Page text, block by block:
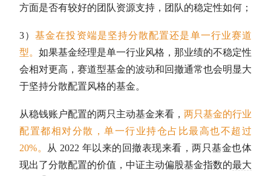
方面是否有较好的团队资源支持，团队的稳定性如何；
3）基金在投资端是坚持分散配置还是单一行业赛道
型。 如果基金经理是单一行业风格，那业绩的不稳定性
会相对更高，赛道型基金的波动和回撤通常也会明显大
于坚持分散配置风格的基金。
从稳钱账户配置的两只主动基金来看， 两只基金的行业
配置都相对分散，单一行业持仓占比最高也不超过
20%。 从 2022 年以来的回撤表现来看，两只基金也体
现出了分散配置的价值，中证主动偏股基金指数的最大